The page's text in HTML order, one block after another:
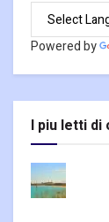
Powered by
I piu letti di